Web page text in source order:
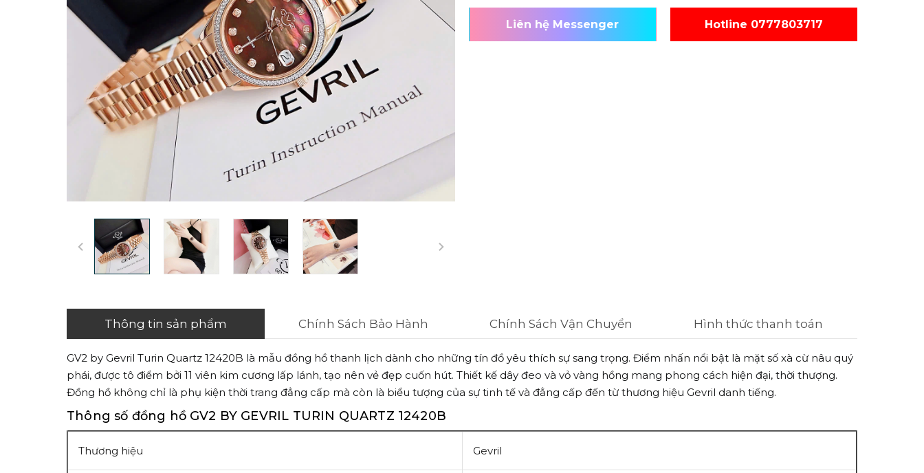
Liên hệ Messenger Hotline 0777803717
Thông tin sản phẩm Chính Sách Bảo Hành Chính Sách Vận Chuyển Hình thức thanh toán
GV2 by Gevril Turin Quartz 12420B là mẫu đồng hồ thanh lịch dành cho những tín đồ yêu thích sự sang trọng. Điểm nhấn nổi bật là mặt số xà cừ nâu quý
phái, được tô điểm bởi 11 viên kim cương lấp lánh, tạo nên vẻ đẹp cuốn hút. Thiết kế dây đeo và vỏ vàng hồng mang phong cách hiện đại, thời thượng.
Đồng hồ không chỉ là phụ kiện thời trang đẳng cấp mà còn là biểu tượng của sự tinh tế và đẳng cấp đến từ thương hiệu Gevril danh tiếng.
Thông số đồng hồ GV2 BY GEVRIL TURIN QUARTZ 12420B
Thương hiệu Gevril